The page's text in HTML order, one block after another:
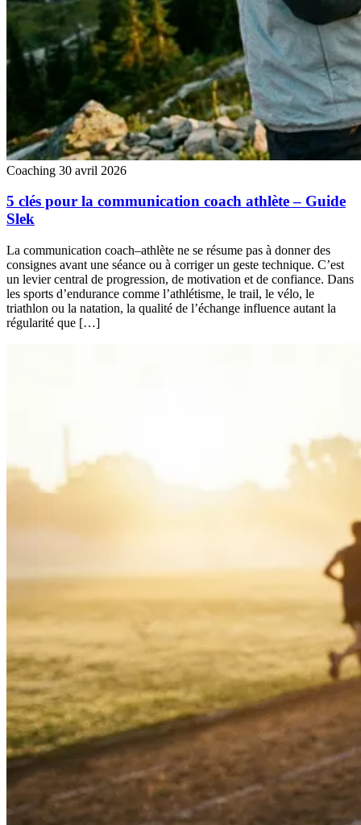
Coaching 30 avril 2026
5 clés pour la communication coach athlète – Guide
Slek
La communication coach–athlète ne se résume pas à donner des
consignes avant une séance ou à corriger un geste technique. C’est
un levier central de progression, de motivation et de confiance. Dans
les sports d’endurance comme l’athlétisme, le trail, le vélo, le
triathlon ou la natation, la qualité de l’échange influence autant la
régularité que […]